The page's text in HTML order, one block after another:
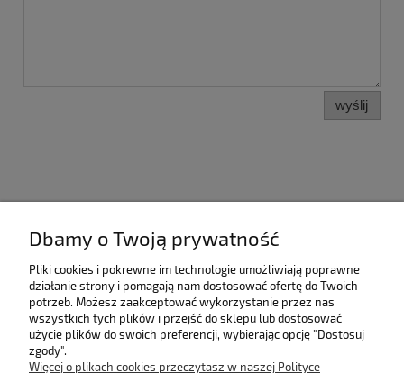
wyślij
Kategorie
Pomoc
Moje konto
Płatności i dostawa
Dbamy o Twoją prywatność
Pliki cookies i pokrewne im technologie umożliwiają poprawne
działanie strony i pomagają nam dostosować ofertę do Twoich
potrzeb. Możesz zaakceptować wykorzystanie przez nas
wszystkich tych plików i przejść do sklepu lub dostosować
użycie plików do swoich preferencji, wybierając opcję "Dostosuj
zgody".
Więcej o plikach cookies przeczytasz w naszej Polityce